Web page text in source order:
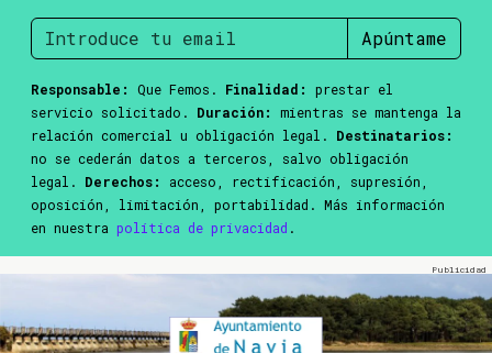
Apúntame
Responsable: Que Femos. Finalidad:
prestar el
servicio solicitado. Duración:
mientras se mantenga la
relación comercial u obligación legal. Destinatarios:
no se cederán datos a terceros, salvo obligación
legal. Derechos:
acceso, rectificación, supresión,
oposición, limitación, portabilidad. Más información
en nuestra política de privacidad .